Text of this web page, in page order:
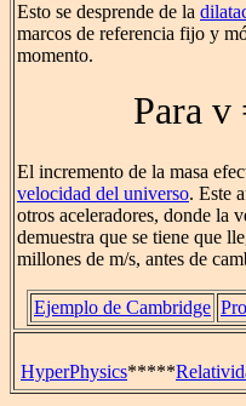
Esto se desprende de la
marcos de referencia fijo y
momento.
Para v
El incremento de la masa
velocidad del universo. Este
otros aceleradores, donde la
demuestra que se tiene que
millones de m/s, antes de
Ejemplo de Cambridge
HyperPhysics*****